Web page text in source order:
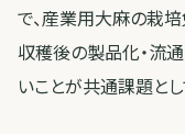
で、産業用大麻の栽
収穫後の製品化・流
いことが共通課題と